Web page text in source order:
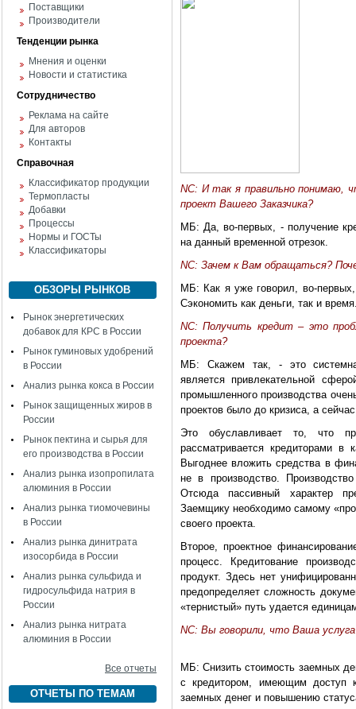
Поставщики
Производители
Тенденции рынка
Мнения и оценки
Новости и статистика
Сотрудничество
Реклама на сайте
Для авторов
Контакты
Справочная
Классификатор продукции
Термопласты
Добавки
Процессы
Нормы и ГОСТы
Классификаторы
ОБЗОРЫ РЫНКОВ
Рынок энергетических
добавок для КРС в России
Рынок гуминовых удобрений
в России
Анализ рынка кокса в России
Рынок защищенных жиров в
России
Рынок пектина и сырья для
его производства в России
Анализ рынка изопропилата
алюминия в России
Анализ рынка тиомочевины
в России
Анализ рынка динитрата
изосорбида в России
Анализ рынка сульфида и
гидросульфида натрия в
России
Анализ рынка нитрата
алюминия в России
Все отчеты
ОТЧЕТЫ ПО ТЕМАМ
NC: И так я правильно понимаю,
проект Вашего Заказчика?
МБ: Да, во-первых, - получение
на данный временной отрезок.
NC: Зачем к Вам обращаться?
МБ: Как я уже говорил, во-
Сэкономить как деньги, так и
NC: Получить кредит – это
проекта?
МБ: Скажем так, - это
является привлекательной
промышленного производства
проектов было до кризиса, а
Это обуславливает то, что
рассматривается кредиторами в
Выгоднее вложить средства в
не в производство.
Отсюда пассивный характер
Заемщику необходимо самому
своего проекта.
Второе, проектное
процесс. Кредитование
продукт. Здесь нет
предопределяет сложность
«тернистый» путь удается
NC: Вы говорили, что Ваша
МБ: Снизить стоимость заемных
с кредитором, имеющим доступ
заемных денег и повышению